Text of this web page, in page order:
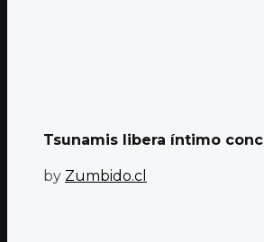
Tsunamis libera íntimo
by Zumbido.cl